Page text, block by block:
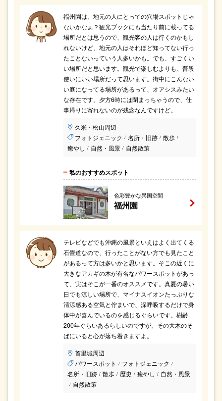
福州園は、地元の人にとっての穴場スポットじゃ
ないかなぁ？観光ブックにも当たり前に載ってる
場所だとは思うので、観光客の人は行くのかもし
れないけど、地元の人はそれほど知ってない行っ
たことないっていう人多いかも。でも、すごくい
い場所だと思います。観光で楽しむよりも、普段
使いにいい場所だって思います。街中にこんない
い庭になってる場所があるって、オアシスみたい
な存在です。夕方6時には閉まっちゃうので、仕
事帰りに寄れないのが残念なんですけど。
久米・松山周辺
フォトジェニック / 名所・旧跡 / 散歩 /
癒やし / 自然・風景 / 自然散策
私のおすすめスポット
色彩豊かな異国空間
福州園
テレビなどでも沖縄の風景といえはよく出てくる
石畳道なので、行ったことがない方でも見たこと
があるって方は多いかと思います。そこの近くに
大きなアカギの木が有名なパワースポットがあっ
て、実はそこが一番のオススメです。真夏の暑い
日でも涼しい場所で、マイナスイオンたっぷりな
清涼感ある空気と佇まいで、深呼吸するだけで身
体中が喜んでいるのを感じるぐらいです。樹齢
200年ぐらいあるらしいのですが、その大木のそ
ばにいると心が落ち着きますよ。
首里城周辺
パワースポット / フォトジェニック /
名所・旧跡 / 散歩 / 歴史 / 癒やし / 自然・風景
/ 自然散策